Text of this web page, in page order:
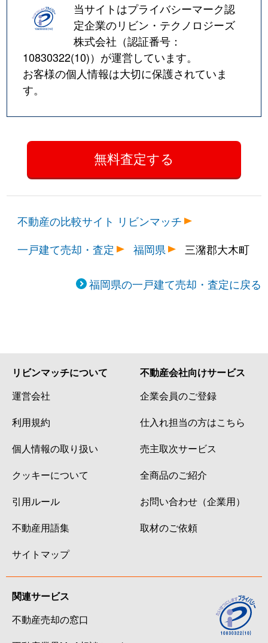
当サイトはプライバシーマーク認
定企業のリビン・テクノロジーズ
株式会社（認証番号：
10830322(10)）が運営しています。
お客様の個人情報は大切に保護されていま
す。
不動産の比較サイト リビンマッチ
一戸建て売却・査定
福岡県 三潴郡大木町
福岡県の一戸建て売却・査定に戻る
リビンマッチについて
運営会社
利用規約
個人情報の取り扱い
クッキーについて
引用ルール
不動産用語集
サイトマップ
不動産会社向けサービス
企業会員のご登録
仕入れ担当の方はこちら
売主取次サービス
全商品のご紹介
お問い合わせ（企業用）
取材のご依頼
関連サービス
不動産売却の窓口